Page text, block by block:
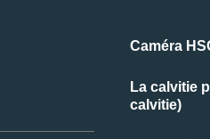
Caméra
La calvitie
calvitie)